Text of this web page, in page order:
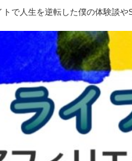
で人生を逆転した僕の体験談や